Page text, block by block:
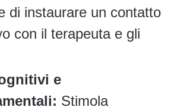
di instaurare un contatto
con il terapeuta e gli
e
Stimola